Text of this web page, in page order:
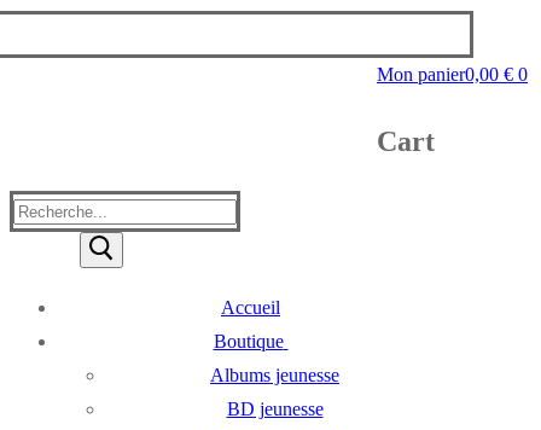
Mon panier0,00 € 0
Cart
Rechercher
Accueil
Boutique
Albums jeunesse
BD jeunesse